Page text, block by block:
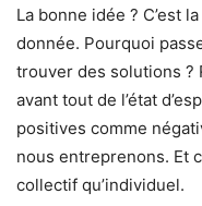
La bonne idée ? C’est
donnée. Pourquoi
trouver des solutions ?
avant tout de l’état
positives comme
nous entreprenons. Et
collectif qu’individuel.